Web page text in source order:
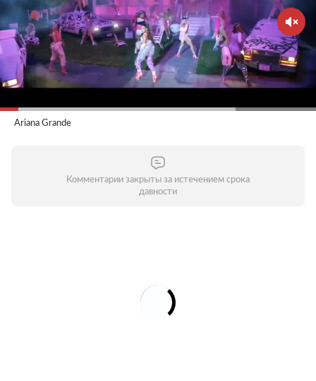
Ariana Grande
Комментарии закрыты за истечением срока
давности